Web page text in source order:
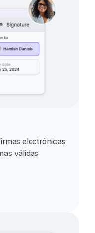
electrónicas
válidas